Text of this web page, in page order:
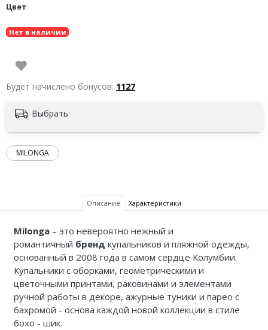
Цвет
Нет в наличии
Будет начислено бонусов: 1127
Выбрать
MILONGA
Описание Характеристики
Milonga– это невероятно нежный и
романтичный бренд купальников и пляжной одежды,
основанный в 2008 года в самом сердце Колумбии.
Купальники с оборками, геометрическими и
цветочными принтами, раковинами и элементами
ручной работы в декоре, ажурные туники и парео с
бахромой - основа каждой новой коллекции в стиле
бохо - шик.